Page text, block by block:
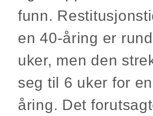
funn.
en 40-åring er
uker, men den
seg til 6 uker for
åring. Det